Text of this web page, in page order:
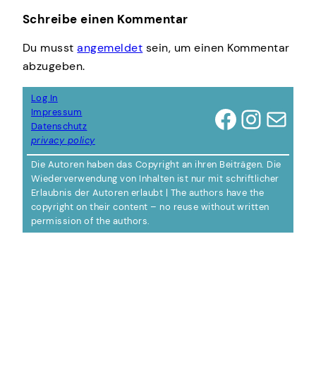
Schreibe einen Kommentar
Du musstangemeldet sein, um einen Kommentar
abzugeben.
Log In
Impressum
Datenschutz
privacy policy
Facebook InstagramE-Mail
Die Autoren haben das Copyright an ihren Beiträgen. Die
Wiederverwendung von Inhalten ist nur mit schriftlicher
Erlaubnis der Autoren erlaubt | The authors have the
copyright on their content – no reuse without written
permission of the authors.